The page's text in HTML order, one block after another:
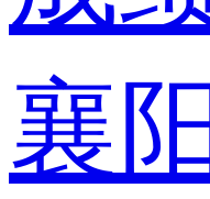
襄